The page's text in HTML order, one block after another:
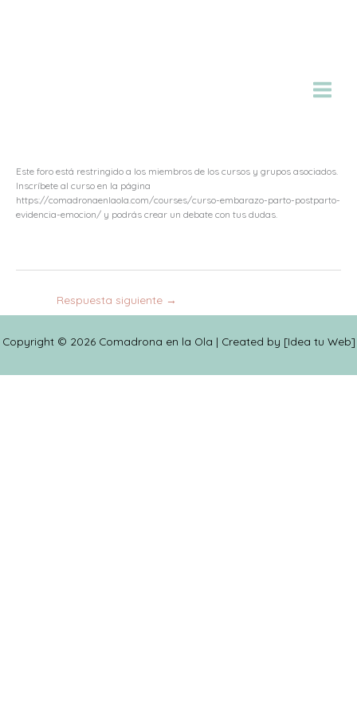
Este foro está restringido a los miembros de los cursos y grupos asociados.
Inscríbete al curso en la página
https://comadronaenlaola.com/courses/curso-embarazo-parto-postparto-
evidencia-emocion/ y podrás crear un debate con tus dudas.
Respuesta siguiente →
Copyright © 2026 Comadrona en la Ola | Created by [Idea tu Web]